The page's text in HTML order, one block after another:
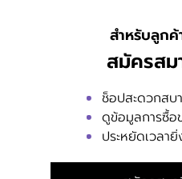
สมัครสม
สำหรับลูกค้
ช็อปสะดวกสบ
ดูข้อมูลการซื้อ
ประหยัดเวลา